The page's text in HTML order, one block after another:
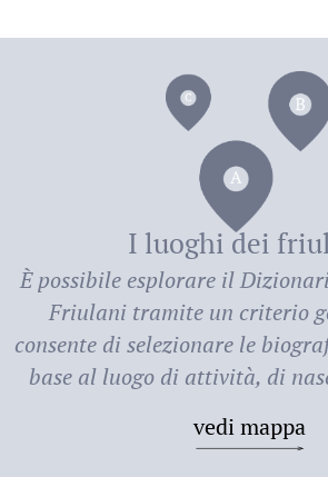
deiI luoghi dei
È possibile esplorare il
Friulani tramite un criterio
consente di selezionare le
base al luogo di attività, di
vedi mappa